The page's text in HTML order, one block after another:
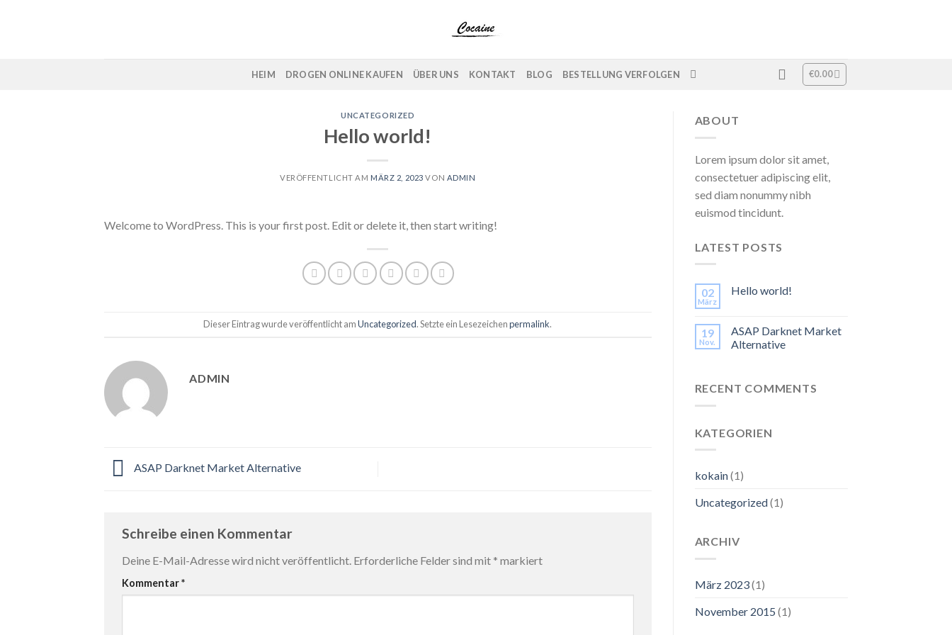
HEIM DROGEN ONLINE KAUFEN ÜBER UNS KONTAKT BLOG BESTELLUNG VERFOLGEN €0.00
UNCATEGORIZED
Hello world!
VERÖFFENTLICHT AM MÄRZ 2, 2023 VON ADMIN
Welcome to WordPress. This is your first post. Edit or delete it, then start writing!
Dieser Eintrag wurde veröffentlicht amUncategorized. Setzte ein Lesezeichenpermalink.
ADMIN
ASAP Darknet Market Alternative
Schreibe einen Kommentar
Deine E-Mail-Adresse wird nicht veröffentlicht. Erforderliche Felder sind mit * markiert
Kommentar*
ABOUT
Lorem ipsum dolor sit amet,
consectetuer adipiscing elit,
sed diam nonummy nibh
euismod tincidunt.
LATEST POSTS
02
März
Hello world!
19
Nov.
ASAP Darknet Market
Alternative
RECENT COMMENTS
KATEGORIEN
kokain(1)
Uncategorized(1)
ARCHIV
März 2023(1)
November 2015 (1)